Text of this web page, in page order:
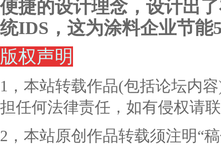
便捷的设计理念，设计出
统IDS，这为涂料企业节能
版权声明
1，本站转载作品(包括论坛内
担任何法律责任，如有侵权请
2，本站原创作品转载须注明“